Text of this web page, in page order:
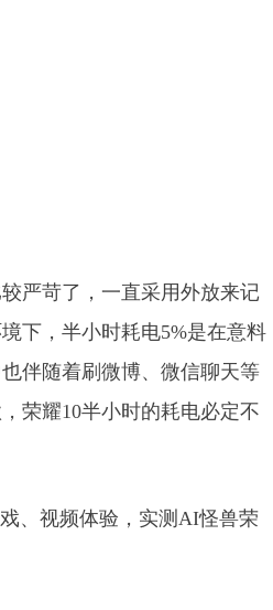
严苛了，一直采用外放来记
下，半小时耗电5%是在意料
伴随着刷微博、微信聊天等
荣耀10半小时的耗电必定不